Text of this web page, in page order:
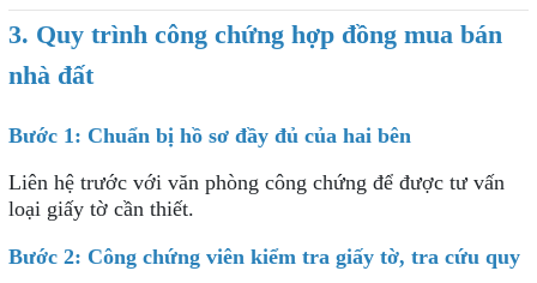
3. Quy trình công chứng hợp đồng mua bán
nhà đất
Bước 1: Chuẩn bị hồ sơ đầy đủ của hai bên
Liên hệ trước với văn phòng công chứng để được tư vấn
loại giấy tờ cần thiết.
Bước 2: Công chứng viên kiểm tra giấy tờ, tra cứu quy